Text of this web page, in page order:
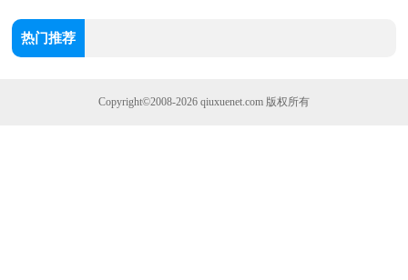
热门推荐
Copyright©2008-2026 qiuxuenet.com 版权所有